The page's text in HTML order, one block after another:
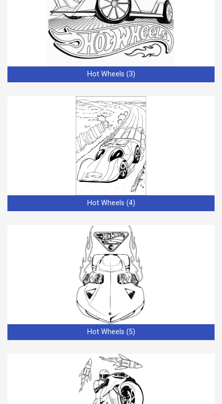
Hot Wheels (3)
Hot Wheels (4)
Hot Wheels (5)